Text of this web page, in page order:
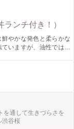
ンチ付き！）
いますが、油性ではな
の縞模様
いか」は、パステルの
の機会にぜひ体験して
を通して生きづらさを
渋谷桜